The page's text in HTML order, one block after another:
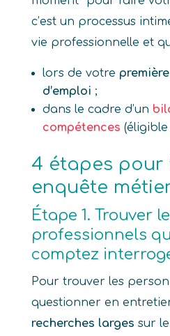
c’est un processus
vie professionnelle et
lors de votre
d’emploi ;
dans le cadre d’un
compétences (éligible
4 étapes pour
enquête
Étape 1. Trouver
professionnels
comptez
Pour trouver les
questionner en
recherches larges sur